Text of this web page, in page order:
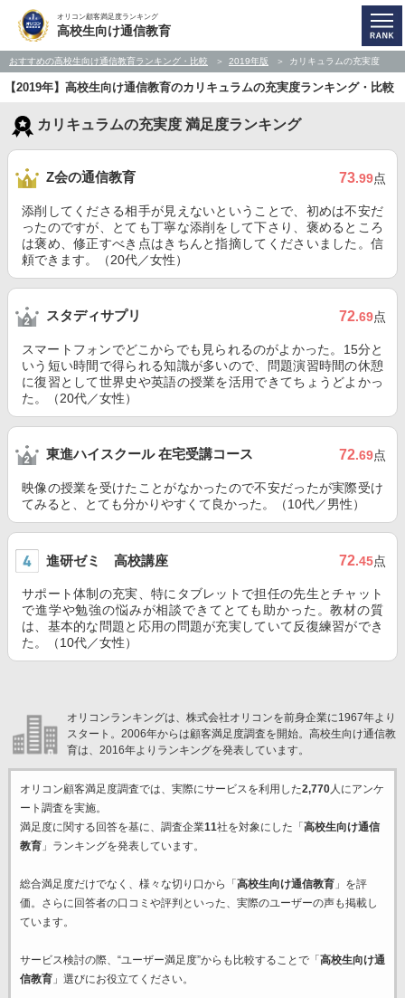
オリコン顧客満足度ランキング
高校生向け通信教育
おすすめの高校生向け通信教育ランキング・比較 2019年版 カリキュラムの充実度
【2019年】高校生向け通信教育のカリキュラムの充実度ランキング・比較
カリキュラムの充実度 満足度ランキング
Z会の通信教育 73.99点
添削してくださる相手が見えないということで、初めは不安だ
ったのですが、とても丁寧な添削をして下さり、褒めるところ
は褒め、修正すべき点はきちんと指摘してくださいました。信
頼できます。（20代／女性）
スタディサプリ 72.69点
スマートフォンでどこからでも見られるのがよかった。15分と
いう短い時間で得られる知識が多いので、問題演習時間の休憩
に復習として世界史や英語の授業を活用できてちょうどよかっ
た。（20代／女性）
東進ハイスクール 在宅受講コース 72.69点
映像の授業を受けたことがなかったので不安だったが実際受け
てみると、とても分かりやすくて良かった。（10代／男性）
進研ゼミ 高校講座 72.45点
サポート体制の充実、特にタブレットで担任の先生とチャット
で進学や勉強の悩みが相談できてとても助かった。教材の質
は、基本的な問題と応用の問題が充実していて反復練習ができ
た。（10代／女性）
オリコンランキングは、株式会社オリコンを前身企業に1967年より
スタート。2006年からは顧客満足度調査を開始。高校生向け通信教
育は、2016年よりランキングを発表しています。
オリコン顧客満足度調査では、実際にサービスを利用した2,770人にアンケ
ート調査を実施。
満足度に関する回答を基に、調査企業11社を対象にした「 高校生向け通信
教育」ランキングを発表しています。
総合満足度だけでなく、様々な切り口から「 高校生向け通信教育」を評
価。さらに回答者の口コミや評判といった、実際のユーザーの声も掲載し
ています。
サービス検討の際、“ユーザー満足度”からも比較することで「 高校生向け通
信教育」選びにお役立てください。